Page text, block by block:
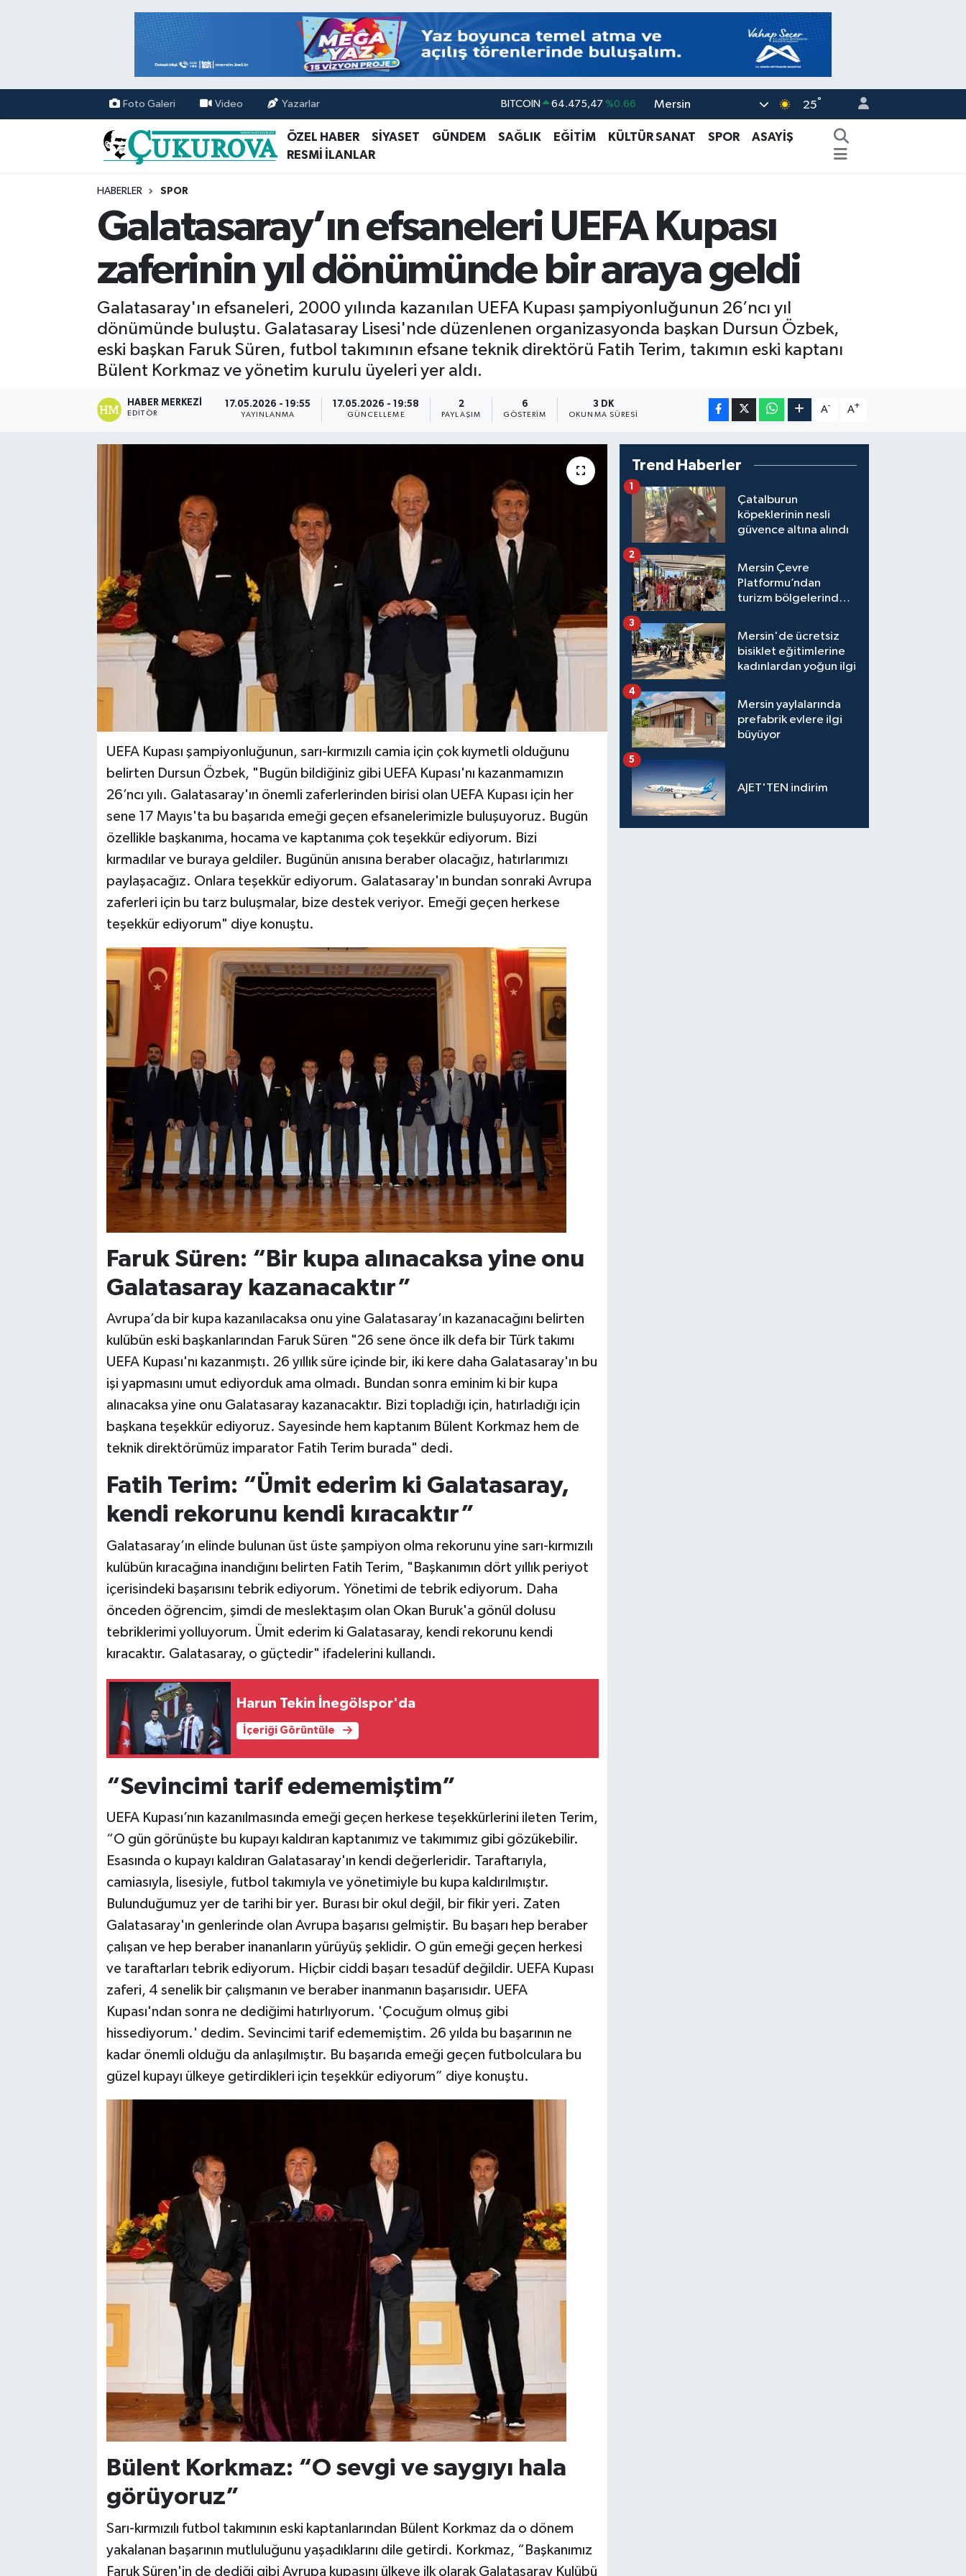
Foto Galeri Video Yazarlar DOLAR 47,5971 %0.05
EURO 55,1336 %0.18
BİST100
BITCOIN 64.475,47 %0.66
Mersin 25°
ÖZEL HABER SİYASET GÜNDEM SAĞLIK EĞİTİM KÜLTÜR SANAT SPOR
ASAYİŞ
RESMİ İLANLAR
HABERLER SPOR
Galatasaray’ın efsaneleri UEFA Kupası
zaferinin yıl dönümünde bir araya geldi
Galatasaray'ın efsaneleri, 2000 yılında kazanılan UEFA Kupası şampiyonluğunun 26’ncı yıl
dönümünde buluştu. Galatasaray Lisesi'nde düzenlenen organizasyonda başkan Dursun Özbek,
eski başkan Faruk Süren, futbol takımının efsane teknik direktörü Fatih Terim, takımın eski kaptanı
Bülent Korkmaz ve yönetim kurulu üyeleri yer aldı.
HABER MERKEZI
EDITÖR
17.05.2026 - 19:55
YAYINLANMA
17.05.2026 - 19:58
GÜNCELLEME
2
PAYLAŞIM
6
GÖSTERIM
3 DK
OKUNMA SÜRESI
A- A+
UEFA Kupası şampiyonluğunun, sarı-kırmızılı camia için çok kıymetli olduğunu
belirten Dursun Özbek, "Bugün bildiğiniz gibi UEFA Kupası'nı kazanmamızın
26’ncı yılı. Galatasaray'ın önemli zaferlerinden birisi olan UEFA Kupası için her
sene 17 Mayıs'ta bu başarıda emeği geçen efsanelerimizle buluşuyoruz. Bugün
özellikle başkanıma, hocama ve kaptanıma çok teşekkür ediyorum. Bizi
kırmadılar ve buraya geldiler. Bugünün anısına beraber olacağız, hatırlarımızı
paylaşacağız. Onlara teşekkür ediyorum. Galatasaray'ın bundan sonraki Avrupa
zaferleri için bu tarz buluşmalar, bize destek veriyor. Emeği geçen herkese
teşekkür ediyorum" diye konuştu.
Faruk Süren: “Bir kupa alınacaksa yine onu
Galatasaray kazanacaktır”
Avrupa’da bir kupa kazanılacaksa onu yine Galatasaray’ın kazanacağını belirten
kulübün eski başkanlarından Faruk Süren "26 sene önce ilk defa bir Türk takımı
UEFA Kupası'nı kazanmıştı. 26 yıllık süre içinde bir, iki kere daha Galatasaray'ın bu
işi yapmasını umut ediyorduk ama olmadı. Bundan sonra eminim ki bir kupa
alınacaksa yine onu Galatasaray kazanacaktır. Bizi topladığı için, hatırladığı için
başkana teşekkür ediyoruz. Sayesinde hem kaptanım Bülent Korkmaz hem de
teknik direktörümüz imparator Fatih Terim burada" dedi.
Fatih Terim: “Ümit ederim ki Galatasaray,
kendi rekorunu kendi kıracaktır”
Galatasaray’ın elinde bulunan üst üste şampiyon olma rekorunu yine sarı-kırmızılı
kulübün kıracağına inandığını belirten Fatih Terim, "Başkanımın dört yıllık periyot
içerisindeki başarısını tebrik ediyorum. Yönetimi de tebrik ediyorum. Daha
önceden öğrencim, şimdi de meslektaşım olan Okan Buruk'a gönül dolusu
tebriklerimi yolluyorum. Ümit ederim ki Galatasaray, kendi rekorunu kendi
kıracaktır. Galatasaray, o güçtedir" ifadelerini kullandı.
Harun Tekin İnegölspor'da
İçeriği Görüntüle
“Sevincimi tarif edememiştim”
UEFA Kupası’nın kazanılmasında emeği geçen herkese teşekkürlerini ileten Terim,
“O gün görünüşte bu kupayı kaldıran kaptanımız ve takımımız gibi gözükebilir.
Esasında o kupayı kaldıran Galatasaray'ın kendi değerleridir. Taraftarıyla,
camiasıyla, lisesiyle, futbol takımıyla ve yönetimiyle bu kupa kaldırılmıştır.
Bulunduğumuz yer de tarihi bir yer. Burası bir okul değil, bir fikir yeri. Zaten
Galatasaray'ın genlerinde olan Avrupa başarısı gelmiştir. Bu başarı hep beraber
çalışan ve hep beraber inananların yürüyüş şeklidir. O gün emeği geçen herkesi
ve taraftarları tebrik ediyorum. Hiçbir ciddi başarı tesadüf değildir. UEFA Kupası
zaferi, 4 senelik bir çalışmanın ve beraber inanmanın başarısıdır. UEFA
Kupası'ndan sonra ne dediğimi hatırlıyorum. 'Çocuğum olmuş gibi
hissediyorum.' dedim. Sevincimi tarif edememiştim. 26 yılda bu başarının ne
kadar önemli olduğu da anlaşılmıştır. Bu başarıda emeği geçen futbolculara bu
güzel kupayı ülkeye getirdikleri için teşekkür ediyorum” diye konuştu.
Bülent Korkmaz: “O sevgi ve saygıyı hala
görüyoruz”
Sarı-kırmızılı futbol takımının eski kaptanlarından Bülent Korkmaz da o dönem
yakalanan başarının mutluluğunu yaşadıklarını dile getirdi. Korkmaz, “Başkanımız
Faruk Süren'in de dediği gibi Avrupa kupasını ülkeye ilk olarak Galatasaray Kulübü
Trend Haberler
Çatalburun
köpeklerinin nesli
güvence altına alındı
1
Mersin Çevre
Platformu’ndan
turizm bölgelerinde
2
Mersin'de ücretsiz
bisiklet eğitimlerine
kadınlardan yoğun ilgi
3
Mersin yaylalarında
prefabrik evlere ilgi
büyüyor
4
AJET'TEN indirim
5
Mersin Nöbetçi Eczaneler
Mersin Hava Durumu
Mersin Namaz Vakitleri
Mersin Trafik Yoğunluk Haritası
Tüm Manşetler
Son Dakika Haberleri
Haber Arşivi